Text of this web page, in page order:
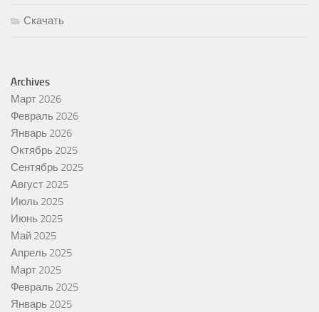
Скачать
Archives
Март 2026
Февраль 2026
Январь 2026
Октябрь 2025
Сентябрь 2025
Август 2025
Июль 2025
Июнь 2025
Май 2025
Апрель 2025
Март 2025
Февраль 2025
Январь 2025